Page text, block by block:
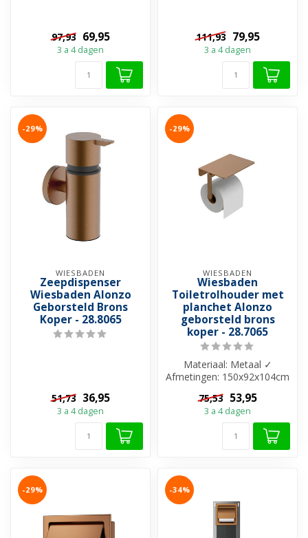
97,93 69,95
3 a 4 dagen
111,93 79,95
3 a 4 dagen
-29%
WIESBADEN
Zeepdispenser
Wiesbaden Alonzo
Geborsteld Brons
Koper - 28.8065
51,73 36,95
3 a 4 dagen
-29%
WIESBADEN
Wiesbaden
Toiletrolhouder met
planchet Alonzo
geborsteld brons
koper - 28.7065
Materiaal: Metaal ✓
Afmetingen: 150x92x104cm
telefoon ✓...
75,53 53,95
3 a 4 dagen
-29% -34%